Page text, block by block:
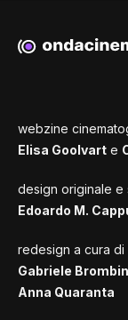
webzine
Elisa Goolvart e
design originale e
Edoardo M.
redesign a cura di
Gabriele Brombin
Anna Quaranta